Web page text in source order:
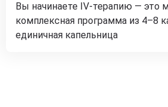
Вы начинаете IV-терапию — это
комплексная программа из 4–8
единичная капельница